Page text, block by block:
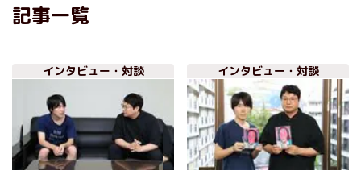
記事一覧
インタビュー・対談 インタビュー・対談